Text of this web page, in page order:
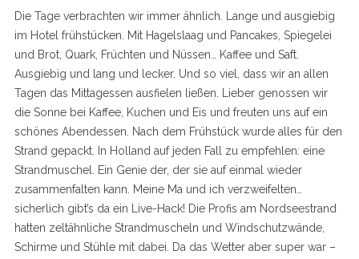
Die Tage verbrachten wir immer ähnlich. Lange und ausgiebig
im Hotel frühstücken. Mit Hagelslaag und Pancakes, Spiegelei
und Brot, Quark, Früchten und Nüssen… Kaffee und Saft.
Ausgiebig und lang und lecker. Und so viel, dass wir an allen
Tagen das Mittagessen ausfielen ließen. Lieber genossen wir
die Sonne bei Kaffee, Kuchen und Eis und freuten uns auf ein
schönes Abendessen. Nach dem Frühstück wurde alles für den
Strand gepackt. In Holland auf jeden Fall zu empfehlen: eine
Strandmuschel. Ein Genie der, der sie auf einmal wieder
zusammenfalten kann. Meine Ma und ich verzweifelten…
sicherlich gibt’s da ein Live-Hack! Die Profis am Nordseestrand
hatten zeltähnliche Strandmuscheln und Windschutzwände,
Schirme und Stühle mit dabei. Da das Wetter aber super war –